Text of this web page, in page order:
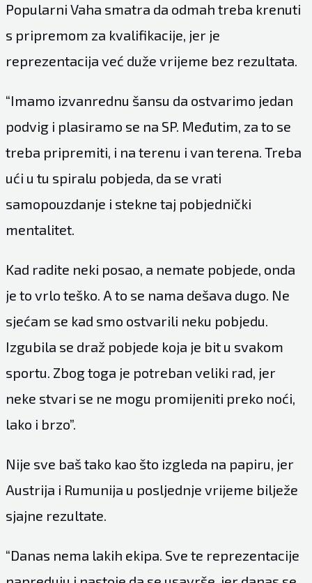
Popularni Vaha smatra da odmah treba krenuti
s pripremom za kvalifikacije, jer je
reprezentacija već duže vrijeme bez rezultata.
“Imamo izvanrednu šansu da ostvarimo jedan
podvig i plasiramo se na SP. Međutim, za to se
treba pripremiti, i na terenu i van terena. Treba
ući u tu spiralu pobjeda, da se vrati
samopouzdanje i stekne taj pobjednički
mentalitet.
Kad radite neki posao, a nemate pobjede, onda
je to vrlo teško. A to se nama dešava dugo. Ne
sjećam se kad smo ostvarili neku pobjedu.
Izgubila se draž pobjede koja je bit u svakom
sportu. Zbog toga je potreban veliki rad, jer
neke stvari se ne mogu promijeniti preko noći,
lako i brzo”.
Nije sve baš tako kao što izgleda na papiru, jer
Austrija i Rumunija u posljednje vrijeme bilježe
sjajne rezultate.
“Danas nema lakih ekipa. Sve te reprezentacije